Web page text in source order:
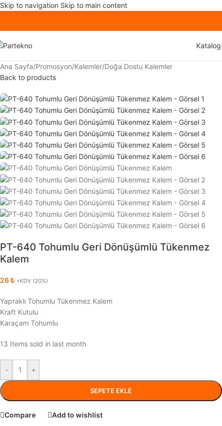
Skip to navigation Skip to main content
Katalog
Ana Sayfa/Promosyon/Kalemler/Doğa Dostu Kalemler
Back to products
PT-640 Tohumlu Geri Dönüşümlü Tükenmez
Kalem
26₺ +KDV (20%)
Yapraklı Tohumlu Tükenmez Kalem
Kraft Kutulu
Karaçam Tohumlu
13 Items sold in last month
- +
SEPETE EKLE
Compare Add to wishlist